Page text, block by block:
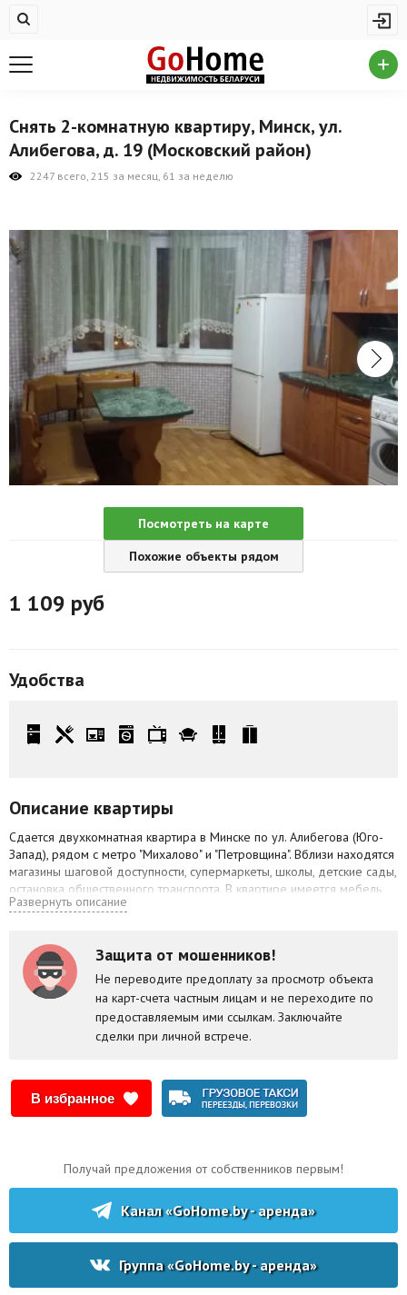
Купить квартиру
На сутки
Новостройки
Комерческая недвижимость
Продажа коммерческой недвижимости
Аренда коммерческой недвижимости
Другие разделы
Новости
Агентства
Ремонт квартир
Грузовое такси
Способы оплаты
Снять 2-комнатную квартиру, Минск, ул.
Алибегова, д. 19 (Московский район)
2247 всего, 215 за месяц, 61 за неделю
Посмотреть на карте
Похожие объекты рядом
1 109 руб
Удобства
Описание квартиры
Сдается двухкомнатная квартира в Минске по ул. Алибегова (Юго-
Запад), рядом с метро "Михалово" и "Петровщина". Вблизи находятся
магазины шаговой доступности, супермаркеты, школы, детские сады,
остановка общественного транспорта. В квартире имеется мебель,
плита, чайник, микроволновая печь, посудомоечная и стиральная
иностранных студентов.
Развернуть описание
Защита от мошенников!
Не переводите предоплату за просмотр объекта
на карт-счета частным лицам и не переходите по
предоставляемым ими ссылкам. Заключайте
сделки при личной встрече.
В избранное
Канал «GoHome.by - аренда»
Получай предложения от собственников первым!
Группа «GoHome.by - аренда»